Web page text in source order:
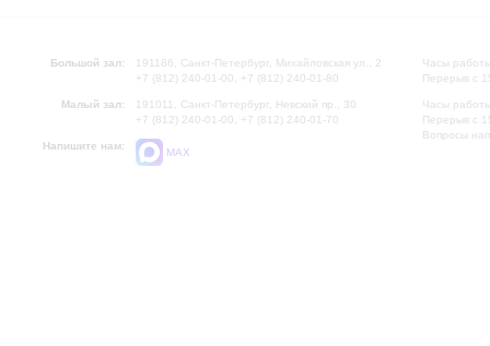
Большой зал:
191186, Санкт-Петербург, Михайловская ул., 2
+7 (812) 240-01-00, +7 (812) 240-01-80
Малый зал:
191011, Санкт-Петербург, Невский пр., 30
+7 (812) 240-01-00, +7 (812) 240-01-70
Напишите нам:
MAX
Часы
Перерыв с
Часы
Перерыв с
Вопросы